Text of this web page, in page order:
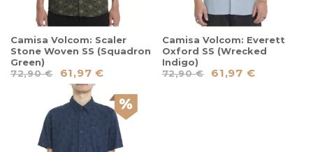
Camisa Volcom: Scaler
Stone Woven SS (Squadron
Green)
72,90 €
61,97 €
Camisa Volcom: Everett
Oxford SS (Wrecked
Indigo)
72,90 €
61,97 €